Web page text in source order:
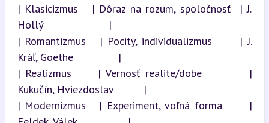
| Klasicizmus   | Dôraz na rozum, spoločnosť  | J.
Hollý                      |
| Romantizmus   | Pocity, individualizmus      | J.
Kráľ, Goethe               |
| Realizmus     | Vernosť realite/dobe         |
Kukučín, Hviezdoslav          |
| Modernizmus   | Experiment, voľná forma      |